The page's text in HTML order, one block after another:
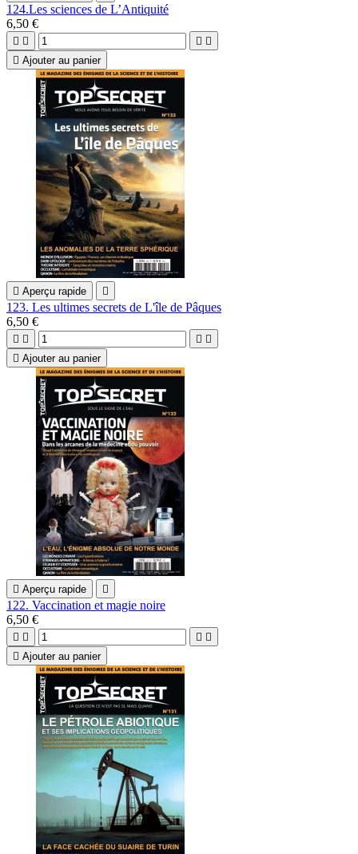
124.Les sciences de L’Antiquité
6,50 €
   
 Ajouter au panier
 Aperçu rapide 
123. Les ultimes secrets de L'île de Pâques
6,50 €
   
 Ajouter au panier
 Aperçu rapide 
122. Vaccination et magie noire
6,50 €
   
 Ajouter au panier